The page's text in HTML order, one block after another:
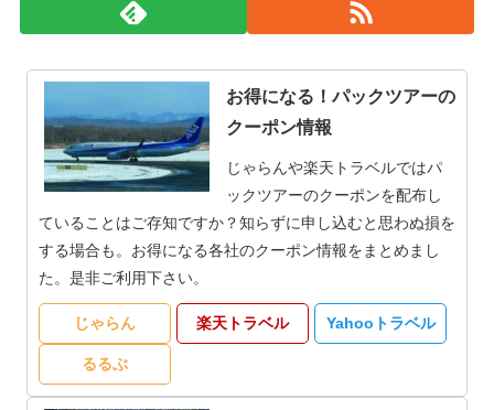
お得になる！パックツアーの
クーポン情報
じゃらんや楽天トラベルではパ
ックツアーのクーポンを配布し
ていることはご存知ですか？知らずに申し込むと思わぬ損を
する場合も。お得になる各社のクーポン情報をまとめまし
た。是非ご利用下さい。
じゃらん 楽天トラベル Yahooトラベル
るるぶ